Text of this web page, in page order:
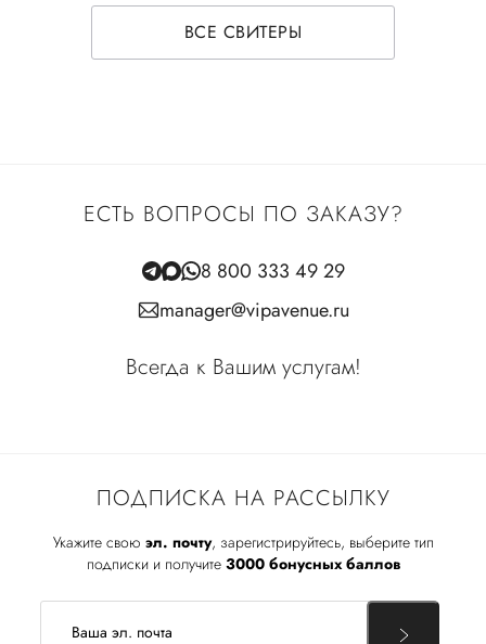
ВСЕ СВИТЕРЫ
ПОДПИСКА НА РАССЫЛКУ
Укажите свою эл. почту, зарегистрируйтесь, выберите тип
подписки и получите 3000 бонусных баллов
ЕСТЬ ВОПРОСЫ ПО ЗАКАЗУ?
8 800 333 49 29
manager@vipavenue.ru
Всегда к Вашим услугам!